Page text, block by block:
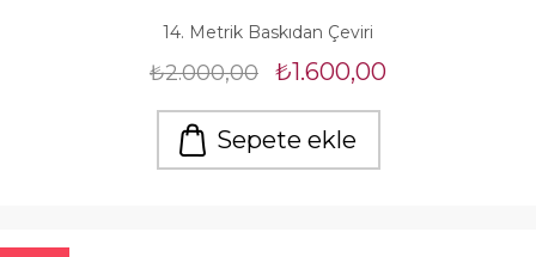
14. Metrik Baskıdan Çeviri
₺2.000,00 ₺1.600,00
Sepete ekle